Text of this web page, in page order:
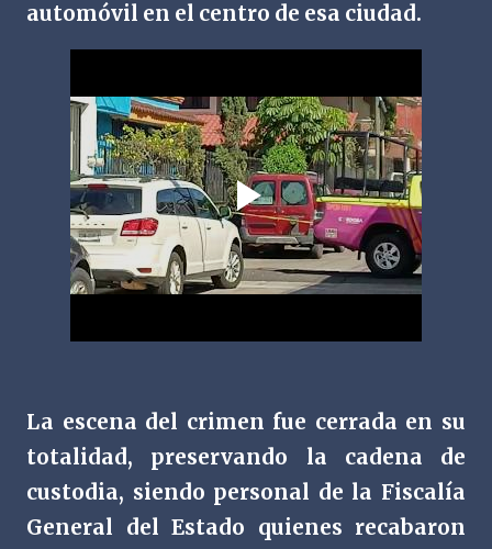
automóvil en el centro de esa ciudad.
La escena del crimen fue cerrada en su
totalidad, preservando la cadena de
custodia, siendo personal de la Fiscalía
General del Estado quienes recabaron